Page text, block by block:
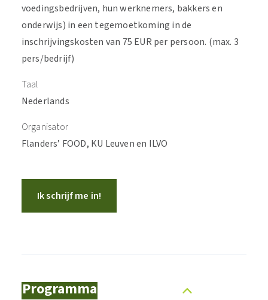
voedingsbedrijven, hun werknemers, bakkers en
onderwijs) in een tegemoetkoming in de
inschrijvingskosten van 75 EUR per persoon. (max. 3
pers/bedrijf)
Taal
Nederlands
Organisator
Flanders’ FOOD, KU Leuven en ILVO
Ik schrijf me in!
Programma